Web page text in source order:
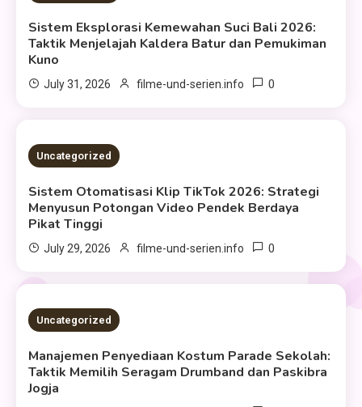
Sistem Eksplorasi Kemewahan Suci Bali 2026:
Taktik Menjelajah Kaldera Batur dan Pemukiman
Kuno
July 31, 2026 filme-und-serien.info 0
2 MINS READ
Uncategorized
Sistem Otomatisasi Klip TikTok 2026: Strategi
Menyusun Potongan Video Pendek Berdaya
Pikat Tinggi
July 29, 2026 filme-und-serien.info 0
2 MINS READ
Uncategorized
Manajemen Penyediaan Kostum Parade Sekolah:
Taktik Memilih Seragam Drumband dan Paskibra
Jogja